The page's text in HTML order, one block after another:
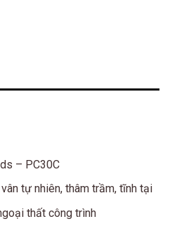
– PC30C
tự nhiên, thâm trầm, tĩnh tại
thất công trình